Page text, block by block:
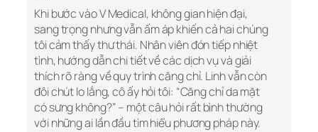
Khi bước vào V Medical, không gian hiện đại,
sang trọng nhưng vẫn ấm áp khiến cả hai chúng
tôi cảm thấy thư thái. Nhân viên đón tiếp nhiệt
tình, hướng dẫn chi tiết về các dịch vụ và giải
thích rõ ràng về quy trình căng chỉ. Linh vẫn còn
đôi chút lo lắng, cô ấy hỏi tôi: “Căng chỉ da mặt
có sưng không?” – một câu hỏi rất bình thường
với những ai lần đầu tìm hiểu phương pháp này.